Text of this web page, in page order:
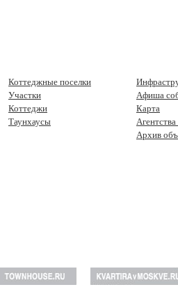
Коттеджные поселки
Участки
Коттеджи
Таунхаусы
Афиша
Карта
Архив